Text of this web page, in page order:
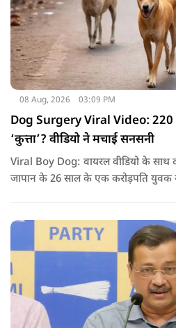
08 Aug, 2026 03:09 PM
Dog Surgery Viral Video: 220
‘कुत्ता’? वीडियो ने मचाई सनसनी
Viral Boy Dog: वायरल वीडियो के साथ
जापान के 26 साल के एक करोड़पति युवक
करवाईं और अब वह कुत्ते की तरह दिखने,
करता है.